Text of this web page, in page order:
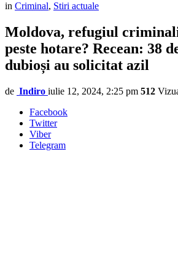
in Criminal, Stiri actuale
Moldova, refugiul
peste hotare? Recean: 38
dubioși au solicitat azil
de Indiro iulie 12, 2024, 2:25 pm 512
Facebook
Twitter
Viber
Telegram